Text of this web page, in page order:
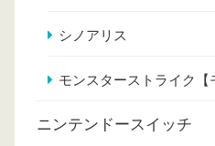
シノアリス
モンスターストライク【
ニンテンドースイッチ